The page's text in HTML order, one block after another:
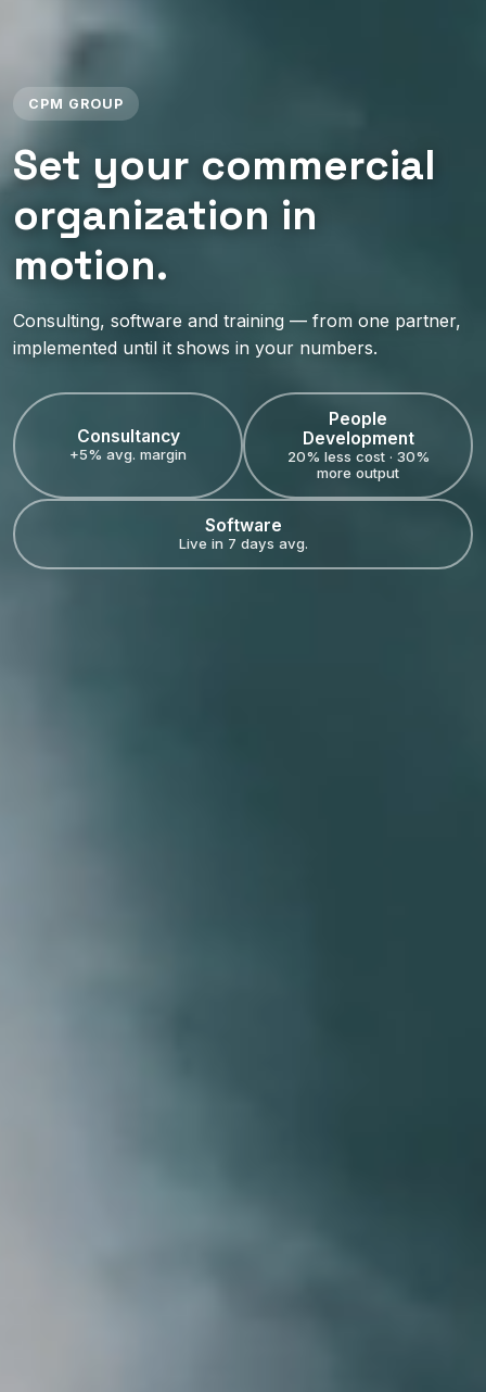
CPM GROUP
Set your commercial
organization in
motion.
Consulting, software and training — from one partner,
implemented until it shows in your numbers.
Consultancy
+5% avg. margin
People
Development
20% less cost · 30%
more output
Software
Live in 7 days avg.